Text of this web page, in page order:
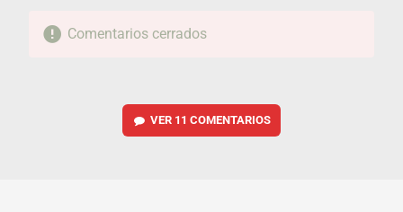
Comentarios cerrados
VER 11 COMENTARIOS